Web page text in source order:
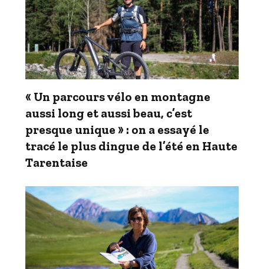
« Un parcours vélo en montagne
aussi long et aussi beau, c’est
presque unique » : on a essayé le
tracé le plus dingue de l’été en Haute
Tarentaise